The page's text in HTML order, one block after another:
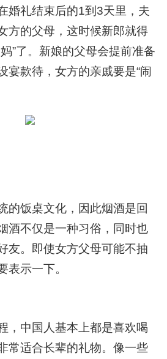
婚礼结束后的1到3天里，夫
方的父母，这时候新郎就得
”了。新娘的父母会提前准备
宴款待，女方的亲戚要是“闹
的饭桌文化，因此烟酒是回
酒不仅是一种习俗，同时也
友。即使女方父母可能不抽
表示一下。
，中国人基本上都是喜欢喝
常适合长辈的礼物。像一些